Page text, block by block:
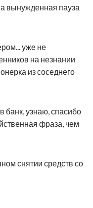
вынужденная пауза
уже не
на незнании
из соседнего
банк, узнаю, спасибо
фраза, чем
снятии средств со